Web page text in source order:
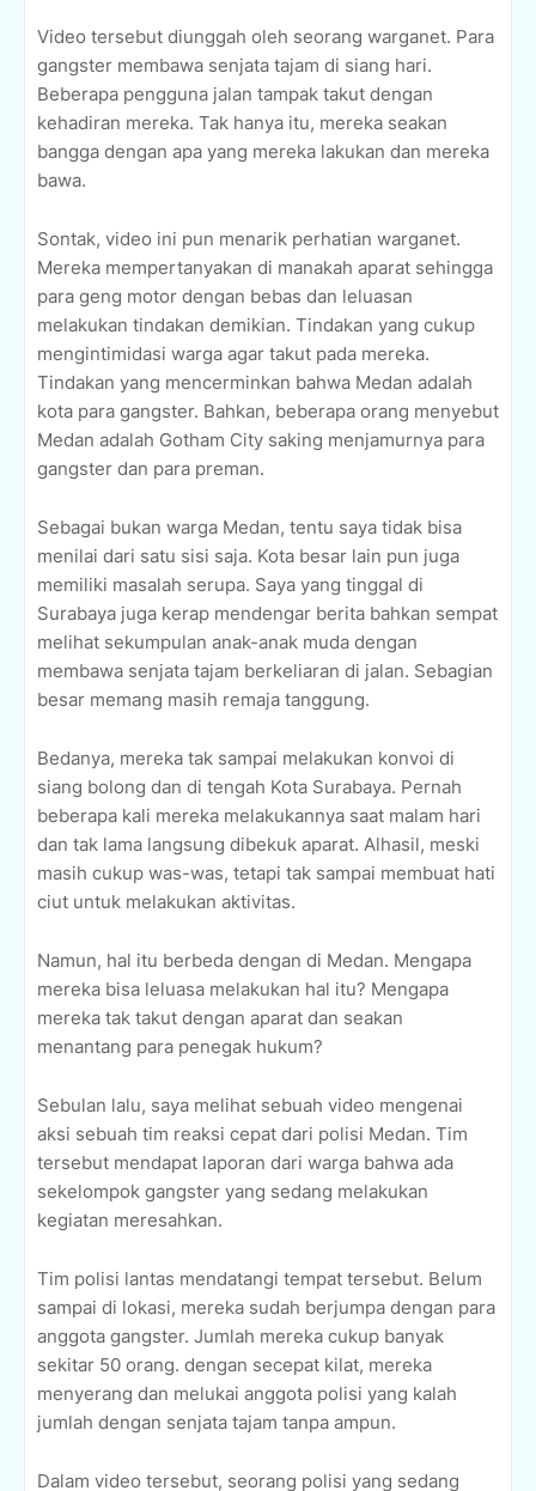
Video tersebut diunggah oleh seorang warganet. Para
gangster membawa senjata tajam di siang hari.
Beberapa pengguna jalan tampak takut dengan
kehadiran mereka. Tak hanya itu, mereka seakan
bangga dengan apa yang mereka lakukan dan mereka
bawa.
Sontak, video ini pun menarik perhatian warganet.
Mereka mempertanyakan di manakah aparat sehingga
para geng motor dengan bebas dan leluasan
melakukan tindakan demikian. Tindakan yang cukup
mengintimidasi warga agar takut pada mereka.
Tindakan yang mencerminkan bahwa Medan adalah
kota para gangster. Bahkan, beberapa orang menyebut
Medan adalah Gotham City saking menjamurnya para
gangster dan para preman.
Sebagai bukan warga Medan, tentu saya tidak bisa
menilai dari satu sisi saja. Kota besar lain pun juga
memiliki masalah serupa. Saya yang tinggal di
Surabaya juga kerap mendengar berita bahkan sempat
melihat sekumpulan anak-anak muda dengan
membawa senjata tajam berkeliaran di jalan. Sebagian
besar memang masih remaja tanggung.
Bedanya, mereka tak sampai melakukan konvoi di
siang bolong dan di tengah Kota Surabaya. Pernah
beberapa kali mereka melakukannya saat malam hari
dan tak lama langsung dibekuk aparat. Alhasil, meski
masih cukup was-was, tetapi tak sampai membuat hati
ciut untuk melakukan aktivitas.
Namun, hal itu berbeda dengan di Medan. Mengapa
mereka bisa leluasa melakukan hal itu? Mengapa
mereka tak takut dengan aparat dan seakan
menantang para penegak hukum?
Sebulan lalu, saya melihat sebuah video mengenai
aksi sebuah tim reaksi cepat dari polisi Medan. Tim
tersebut mendapat laporan dari warga bahwa ada
sekelompok gangster yang sedang melakukan
kegiatan meresahkan.
Tim polisi lantas mendatangi tempat tersebut. Belum
sampai di lokasi, mereka sudah berjumpa dengan para
anggota gangster. Jumlah mereka cukup banyak
sekitar 50 orang. dengan secepat kilat, mereka
menyerang dan melukai anggota polisi yang kalah
jumlah dengan senjata tajam tanpa ampun.
Dalam video tersebut, seorang polisi yang sedang